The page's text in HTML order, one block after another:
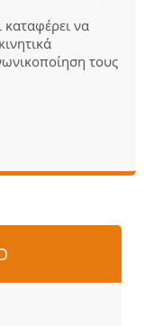
καταφέρει να
τους